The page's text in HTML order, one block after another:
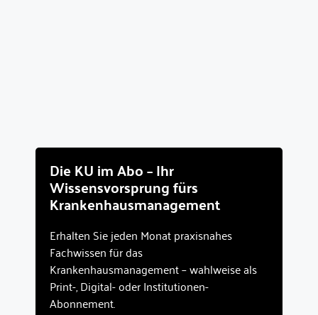
Die KU im Abo – Ihr
Wissensvorsprung fürs
Krankenhausmanagement
Erhalten Sie jeden Monat praxisnahes
Fachwissen für das
Krankenhausmanagement – wahlweise als
Print-, Digital- oder Institutionen-
Abonnement.